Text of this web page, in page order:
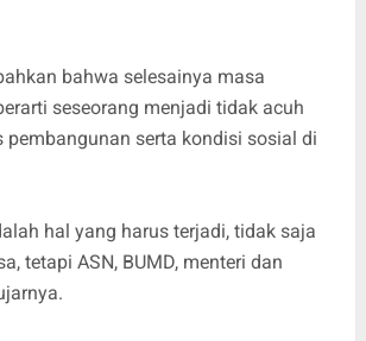
bahwa selesainya masa
seseorang menjadi tidak acuh
pembangunan serta kondisi sosial di
hal yang harus terjadi, tidak saja
tetapi ASN, BUMD, menteri dan